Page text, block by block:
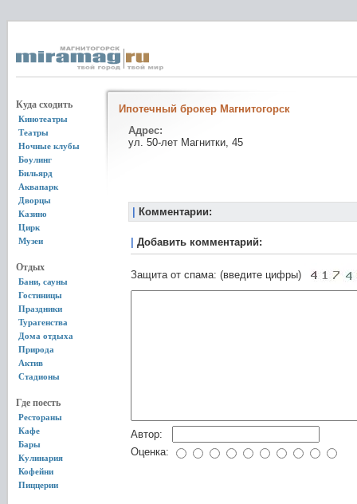
Куда сходить
Кинотеатры
Театры
Ночные клубы
Боулинг
Бильярд
Аквапарк
Дворцы
Казино
Цирк
Музеи
Отдых
Бани, сауны
Гостиницы
Праздники
Турагенства
Дома отдыха
Природа
Актив
Стадионы
Где поесть
Рестораны
Кафе
Бары
Кулинария
Кофейни
Пиццерии
Ипотечный брокер Магнитогорск
Адрес:
ул. 50-лет Магнитки, 45
Комментарии:
Добавить комментарий:
Защита от спама: (введите цифры)
Автор:
Оценка: